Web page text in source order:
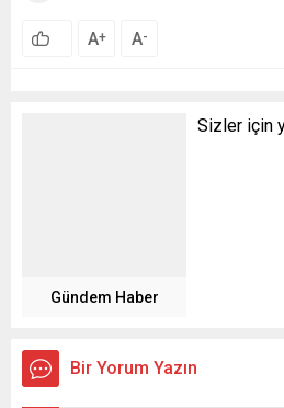
A+ A-
Gündem Haber
Sizler için
Bir Yorum Yazın